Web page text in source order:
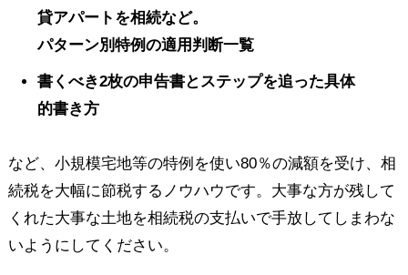
貸アパートを相続など。
パターン別特例の適用判断一覧
書くべき2枚の申告書とステップを追った具体
的書き方
など、小規模宅地等の特例を使い80％の減額を受け、相
続税を大幅に節税するノウハウです。大事な方が残して
くれた大事な土地を相続税の支払いで手放してしまわな
いようにしてください。